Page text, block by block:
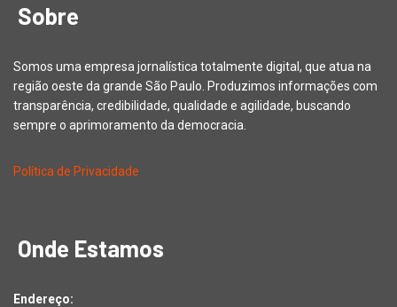
Sobre
Somos uma empresa jornalística totalmente digital, que atua na
região oeste da grande São Paulo. Produzimos informações com
transparência, credibilidade, qualidade e agilidade, buscando
sempre o aprimoramento da democracia.
Política de Privacidade
Onde Estamos
Endereço: